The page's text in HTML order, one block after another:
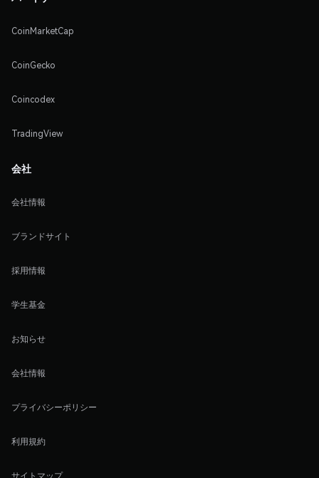
CoinMarketCap
CoinGecko
Coincodex
TradingView
会社
会社情報
ブランドサイト
採用情報
学生基金
お知らせ
会社情報
プライバシーポリシー
利用規約
サイトマップ